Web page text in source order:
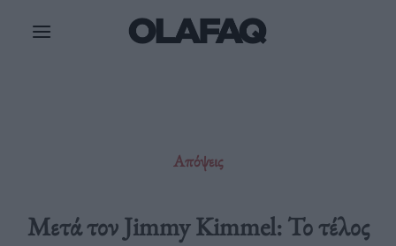
Απόψεις
Μετά τον Jimmy Kimmel: Το τέλος